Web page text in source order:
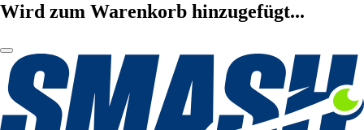
Wird zum Warenkorb hinzugefügt...